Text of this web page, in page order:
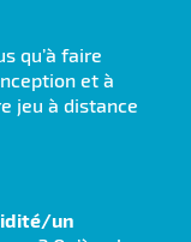
qu’à faire
et à
jeu à distance
un